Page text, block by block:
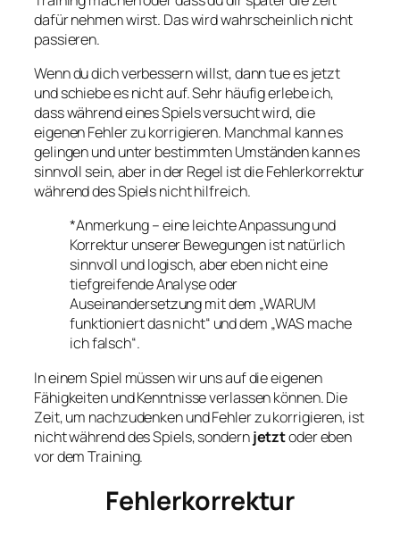
dafür nehmen wirst. Das wird wahrscheinlich nicht
passieren.
Wenn du dich verbessern willst, dann tue es jetzt
und schiebe es nicht auf. Sehr häufig erlebe ich,
dass während eines Spiels versucht wird, die
eigenen Fehler zu korrigieren. Manchmal kann es
gelingen und unter bestimmten Umständen kann es
sinnvoll sein, aber in der Regel ist die Fehlerkorrektur
während des Spiels nicht hilfreich.
*Anmerkung – eine leichte Anpassung und
Korrektur unserer Bewegungen ist natürlich
sinnvoll und logisch, aber eben nicht eine
tiefgreifende Analyse oder
Auseinandersetzung mit dem „WARUM
funktioniert das nicht“ und dem „WAS mache
ich falsch“.
In einem Spiel müssen wir uns auf die eigenen
Fähigkeiten und Kenntnisse verlassen können. Die
Zeit, um nachzudenken und Fehler zu korrigieren, ist
nicht während des Spiels, sondernjetztoder eben
vor dem Training.
Fehlerkorrektur